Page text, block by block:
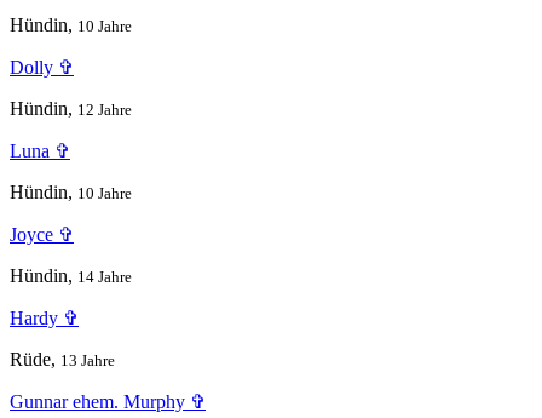
Hündin, 10 Jahre
Dolly ✞
Hündin, 12 Jahre
Luna ✞
Hündin, 10 Jahre
Joyce ✞
Hündin, 14 Jahre
Hardy ✞
Rüde, 13 Jahre
Gunnar ehem. Murphy ✞